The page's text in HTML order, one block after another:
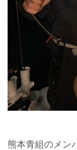
熊本青組のメン